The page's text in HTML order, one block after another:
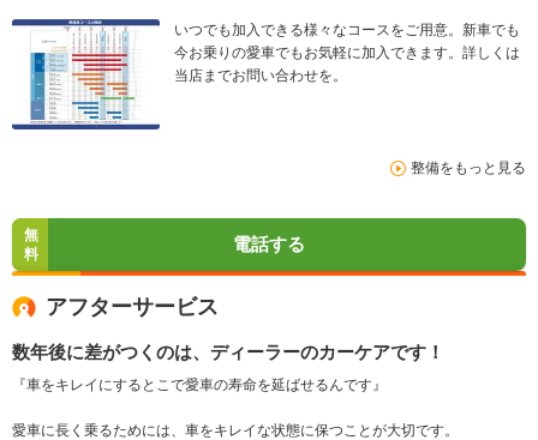
いつでも加入できる様々なコースをご用意。新車でも
今お乗りの愛車でもお気軽に加入できます。詳しくは
当店までお問い合わせを。
整備をもっと見る
無
料
電話する
アフターサービス
数年後に差がつくのは、ディーラーのカーケアです！
『車をキレイにするとこで愛車の寿命を延ばせるんです』
愛車に長く乗るためには、車をキレイな状態に保つことが大切です。